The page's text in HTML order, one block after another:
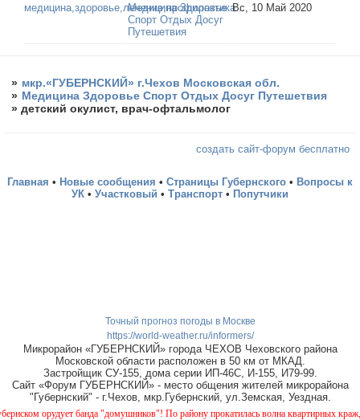
медицина,здоровье,лечение,профилактика...
Медицина Здоровье
Спорт Отдых Досуг
Путешетвия
Вс, 10 Май 2020
» мкр.«ГУБЕРНСКИЙ» г.Чехов Московская обл.
» Медицина Здоровье Спорт Отдых Досуг Путешетвия
»детский окулист, врач-офтальмолог
создать сайт-форум бесплатно
Главная • Новые сообщения • Страницы Губернского • Вопросы к
УК • Участковый • Транспорт • Попутчики
Точный прогноз погоды в Москве
https://world-weather.ru/informers/
Микрорайон «ГУБЕРНСКИЙ» города ЧЕХОВ Чеховского района
Московской области расположен в 50 км от МКАД.
Застройщик СУ-155, дома серии ИП-46С, И-155, И79-99.
Сайт «Форум ГУБЕРНСКИЙ» - место общения жителей микрорайона
"Губернский" - г.Чехов, мкр.Губернский, ул.Земская, Уездная.
орудует банда "домушников"! По району прокатилась волна квартирных краж,